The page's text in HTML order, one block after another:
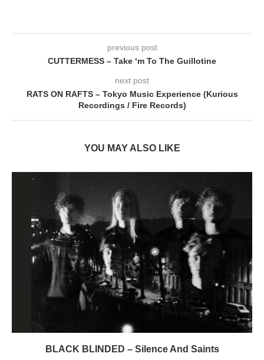
previous post
CUTTERMESS – Take ‘m To The Guillotine
next post
RATS ON RAFTS – Tokyo Music Experience (Kurious
Recordings / Fire Records)
YOU MAY ALSO LIKE
BLACK BLINDED – Silence And Saints